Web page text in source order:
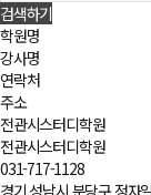
검색하기
학원명
강사명
연락처
주소
전관시스터디학원
전관시스터디학원
031-717-1128
경기 성남시 분당구 정자